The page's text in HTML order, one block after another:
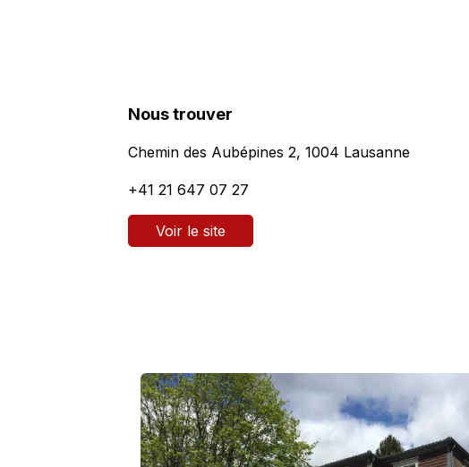
Nous trouver
Chemin des Aubépines 2, 1004 Lausanne
+41 21 647 07 27
Voir le site